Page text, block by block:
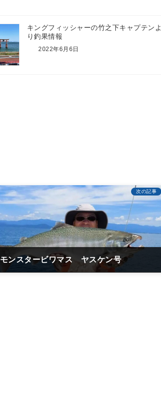
キングフィッシャーの竹之下キャプテンよ
り釣果情報
2022年6月6日
次の記事
モンスタービワマス ヤスケン号